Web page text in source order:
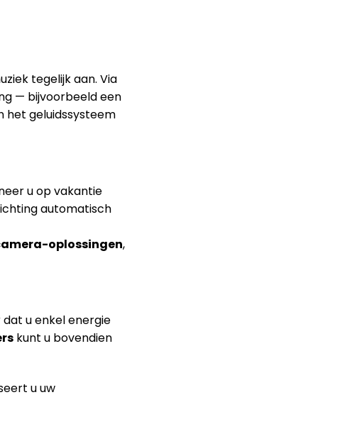
tegelijk aan. Via
— bijvoorbeeld een
het geluidssysteem
u op vakantie
automatisch
oplossingen,
u enkel energie
kunt u bovendien
u uw